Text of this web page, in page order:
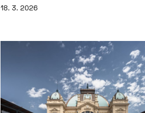
18. 3. 2026